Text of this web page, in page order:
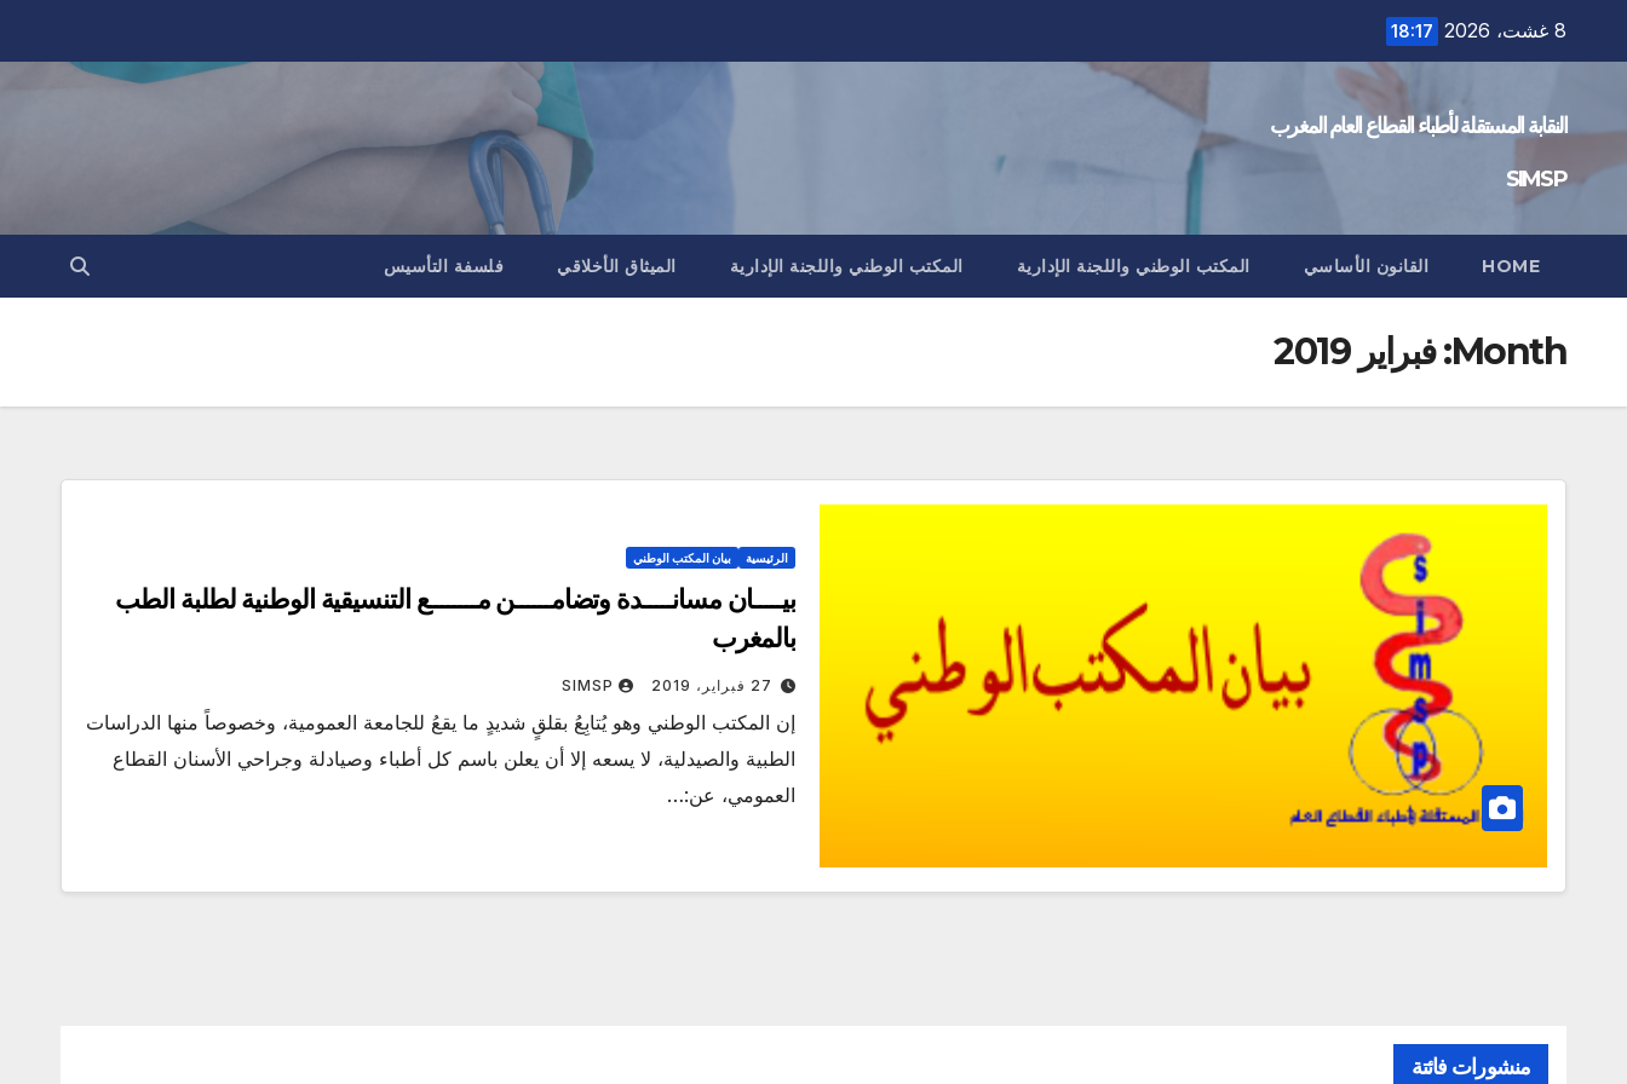
8 غشت، 2026 18:17
النقابة المستقلة لأطباء القطاع العام المغرب
SIMSP
HOME القانون الأساسي المكتب الوطني واللجنة الإدارية المكتب الوطني واللجنة الإدارية الميثاق الأخلاقي فلسفة التأسيس
Month: فبراير 2019
الرئيسية بيان المكتب الوطني
بيـــــان مسانـــــدة وتضامــــــن ﻣــــــــﻊ التنسيقية الوطنية لطلبة الطب
بالمغرب
27 فبراير، 2019 SIMSP
إن المكتب الوطني وهو يُتابِعُ بقلقٍ شديدٍ ما يقعُ للجامعة العمومية، وخصوصاً منها الدراسات
الطبية والصيدلية، لا يسعه إلا أن يعلن باسم كل أطباء وصيادلة وجراحي الأسنان القطاع
العمومي، عن:…
منشورات فائتة